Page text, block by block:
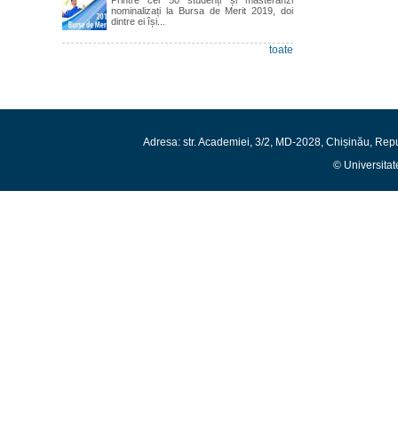
nominalizați la Bursa de Merit 2019, doi
dintre ei își...
toate
Adresa: str. Academiei, 3/2, MD-2028, Chișinău,
©